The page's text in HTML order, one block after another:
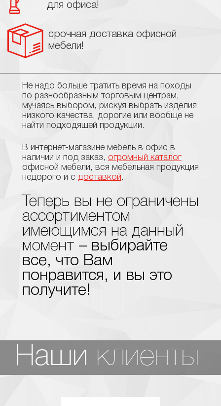
для офиса!
срочная доставка офисной
мебели!
Не надо больше тратить время на походы
по разнообразным торговым центрам,
мучаясь выбором, рискуя выбрать изделия
низкого качества, дорогие или вообще не
найти подходящей продукции.
В интернет-магазине мебель в офис в
наличии и под заказ, огромный каталог
офисной мебели, вся мебельная продукция
недорого и с доставкой.
Теперь вы не ограничены
ассортиментом
имеющимся на данный
момент – выбирайте
все, что Вам
понравится, и вы это
получите!
Наши клиенты